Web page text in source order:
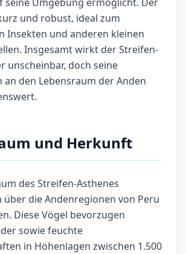
und robust, ideal zum
Insekten und anderen kleinen
Insgesamt wirkt der Streifen-
unscheinbar, doch seine
an den Lebensraum der Anden
und Herkunft
des Streifen-Asthenes
über die Andenregionen von Peru
Diese Vögel bevorzugen
sowie feuchte
in Höhenlagen zwischen 1.500